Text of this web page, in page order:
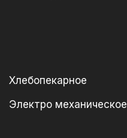
Хлебопекарное
Электро механическое